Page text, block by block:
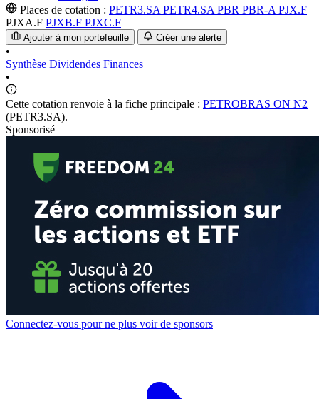
Places de cotation : PETR3.SA PETR4.SA PBR PBR-A PJX.F
PJXA.F PJXB.F PJXC.F
Ajouter à mon portefeuille Créer une alerte
•
Synthèse Dividendes Finances
•
Cette cotation renvoie à la fiche principale : PETROBRAS ON N2
(PETR3.SA).
Sponsorisé
Connectez-vous pour ne plus voir de sponsors